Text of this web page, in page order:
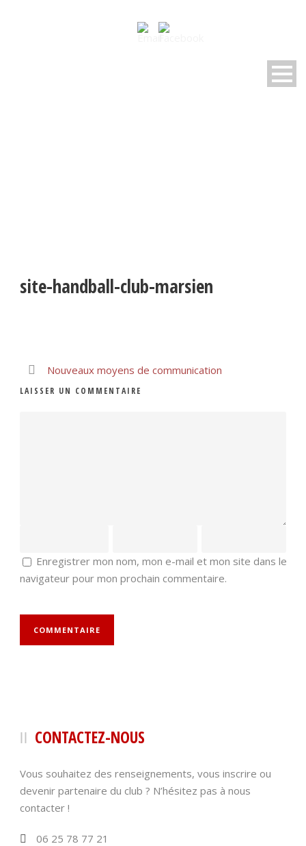
site-handball-club-marsien
Nouveaux moyens de communication
LAISSER UN COMMENTAIRE
Enregistrer mon nom, mon e-mail et mon site dans le
navigateur pour mon prochain commentaire.
CONTACTEZ-NOUS
Vous souhaitez des renseignements, vous inscrire ou
devenir partenaire du club ? N’hésitez pas à nous
contacter !
06 25 78 77 21